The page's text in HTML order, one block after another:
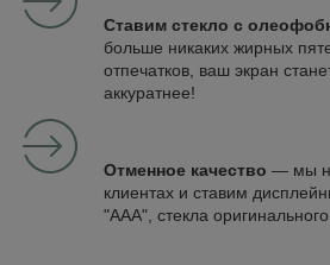
Ставим стекло с
больше никаких жирных
отпечатков, ваш экран
аккуратнее!
Отменное качество — мы
клиентах и ставим
"ААА", стекла